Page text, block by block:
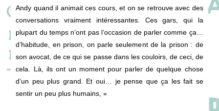
Andy quand il animait ces cours, et on se retrouve avec des
conversations vraiment intéressantes. Ces gars, qui la
plupart du temps n’ont pas l’occasion de parler comme ça…
d’habitude, en prison, on parle seulement de la prison : de
son avocat, de ce qui se passe dans les couloirs, de ceci, de
cela. Là, ils ont un moment pour parler de quelque chose
d’un peu plus grand. Et oui… je pense que ça les fait se
sentir un peu plus humains, »